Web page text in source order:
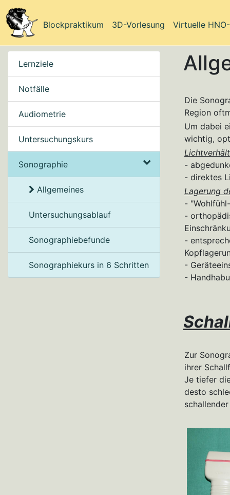
Blockpraktikum 3D-Vorlesung Virtuelle
Lernziele
Notfälle
Audiometrie
Untersuchungskurs
Sonographie
Allgemeines
Untersuchungsablauf
Sonographiebefunde
Sonographiekurs in 6 Schritten
Die
Region
Um dabei
wichtig,
-
- direktes
Lagerung
-
-
-
-
-
Zur
ihrer
Je tiefer
desto